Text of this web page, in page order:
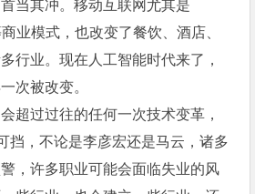
当其冲。移动互联网尤其是
业模式，也改变了餐饮、酒店、
行业。现在人工智能时代来了，
次被改变。
超过过往的任何一次技术变革，
挡，不论是李彦宏还是马云，诸多
，许多职业可能会面临失业的风